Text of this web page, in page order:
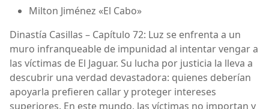
Milton Jiménez «El Cabo»
Dinastía Casillas – Capítulo 72: Luz se enfrenta a un
muro infranqueable de impunidad al intentar vengar a
las víctimas de El Jaguar. Su lucha por justicia la lleva a
descubrir una verdad devastadora: quienes deberían
apoyarla prefieren callar y proteger intereses
superiores. En este mundo, las víctimas no importan y